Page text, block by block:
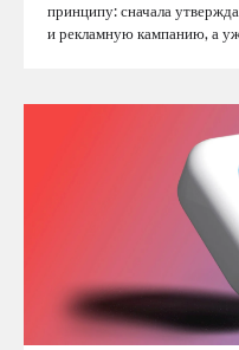
принципу: сначала
и рекламную кампанию, а